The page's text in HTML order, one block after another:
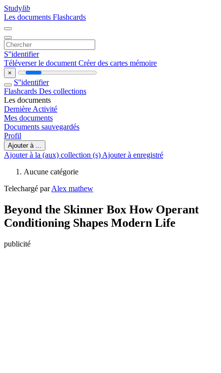
Studylib
Les documents Flashcards
S''identifier
Téléverser le document Créer des cartes mémoire
×
S''identifier
Flashcards Des collections
Les documents
Dernière Activité
Mes documents
Documents sauvegardés
Profil
Ajouter à ...
Ajouter à la (aux) collection (s) Ajouter à enregistré
Aucune catégorie
Telechargé parAlex mathew
Beyond the Skinner Box How Operant
Conditioning Shapes Modern Life
publicité